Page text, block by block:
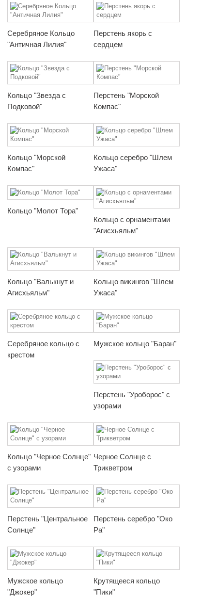
Серебряное Кольцо
"Античная Лилия"
Перстень якорь с
сердцем
Кольцо "Звезда с
Подковой"
Перстень "Морской
Компас"
Кольцо "Морской
Компас"
Кольцо серебро "Шлем
Ужаса"
Кольцо "Молот Тора"
Кольцо с орнаментами
"Агисхьяльм"
Кольцо "Валькнут и
Агисхьяльм"
Кольцо викингов "Шлем
Ужаса"
Серебряное кольцо с
крестом
Мужское кольцо "Баран"
Перстень "Уроборос" с
узорами
Кольцо "Черное Солнце"
с узорами
Черное Солнце с
Трикветром
Перстень "Центральное
Солнце"
Перстень серебро "Око
Ра"
Мужское кольцо
"Джокер"
Крутящееся кольцо
"Пики"